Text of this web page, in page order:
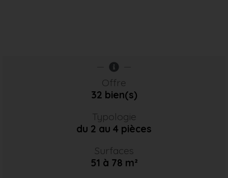
Offre
32 bien(s)
Typologie
du 2 au 4 pièces
Surfaces
51 à 78 m²